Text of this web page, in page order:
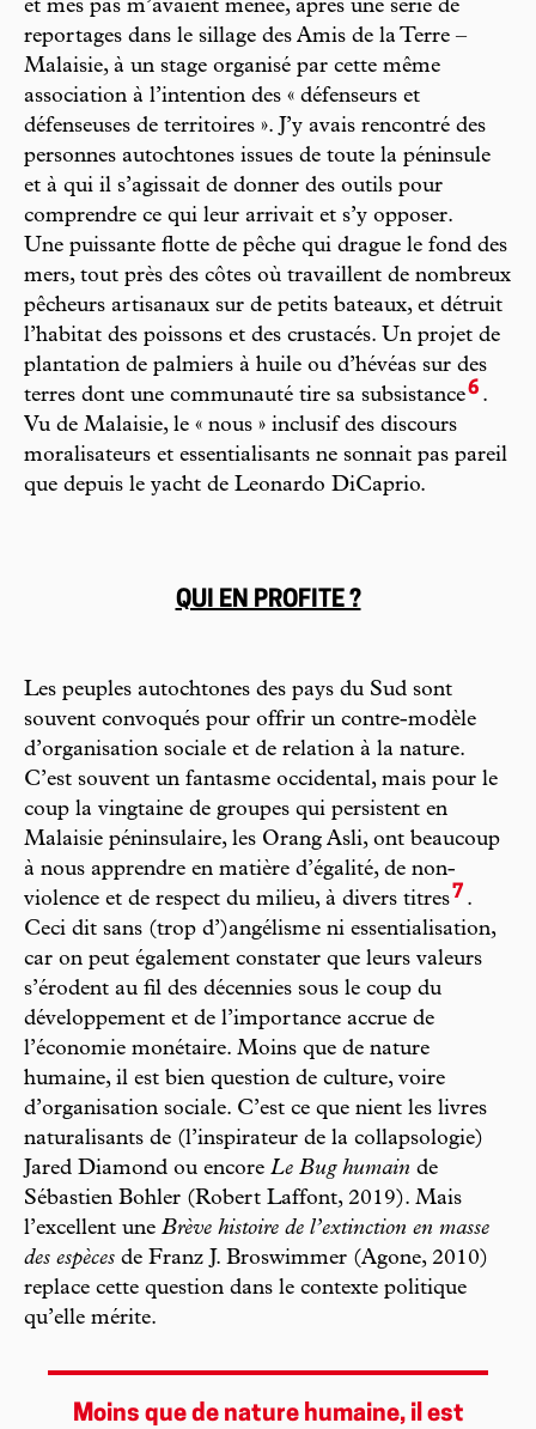
et mes pas m’avaient menée, après une série de
reportages dans le sillage des Amis de la Terre –
Malaisie, à un stage organisé par cette même
association à l’intention des « défenseurs et
défenseuses de territoires ». J’y avais rencontré des
personnes autochtones issues de toute la péninsule
et à qui il s’agissait de donner des outils pour
comprendre ce qui leur arrivait et s’y opposer.
Une puissante flotte de pêche qui drague le fond des
mers, tout près des côtes où travaillent de nombreux
pêcheurs artisanaux sur de petits bateaux, et détruit
l’habitat des poissons et des crustacés. Un projet de
plantation de palmiers à huile ou d’hévéas sur des
terres dont une communauté tire sa subsistance6 .
Vu de Malaisie, le « nous » inclusif des discours
moralisateurs et essentialisants ne sonnait pas pareil
que depuis le yacht de Leonardo DiCaprio.
QUI EN PROFITE ?
Les peuples autochtones des pays du Sud sont
souvent convoqués pour offrir un contre-modèle
d’organisation sociale et de relation à la nature.
C’est souvent un fantasme occidental, mais pour le
coup la vingtaine de groupes qui persistent en
Malaisie péninsulaire, les Orang Asli, ont beaucoup
à nous apprendre en matière d’égalité, de non-
violence et de respect du milieu, à divers titres7 .
Ceci dit sans (trop d’)angélisme ni essentialisation,
car on peut également constater que leurs valeurs
s’érodent au fil des décennies sous le coup du
développement et de l’importance accrue de
l’économie monétaire. Moins que de nature
humaine, il est bien question de culture, voire
d’organisation sociale. C’est ce que nient les livres
naturalisants de (l’inspirateur de la collapsologie)
Jared Diamond ou encore Le Bug humain de
Sébastien Bohler (Robert Laffont, 2019). Mais
l’excellent une Brève histoire de l’extinction en masse
des espèces de Franz J. Broswimmer (Agone, 2010)
replace cette question dans le contexte politique
qu’elle mérite.
Moins que de nature humaine, il est